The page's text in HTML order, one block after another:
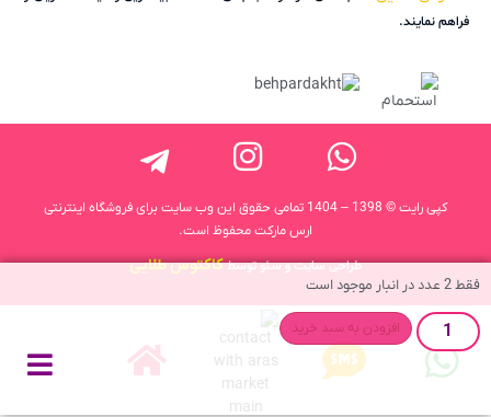
فقط 2 عدد در انبار موجود است
افزودن به سبد خرید
فراهم نمایند.
کپی رایت © 1398 – 1404 تمامی حقوق این وب سایت برای فروشگاه اینترنتی
ارس مارکت محفوظ است.
طراحی سایت و سئو توسطکاکتوس طلایی